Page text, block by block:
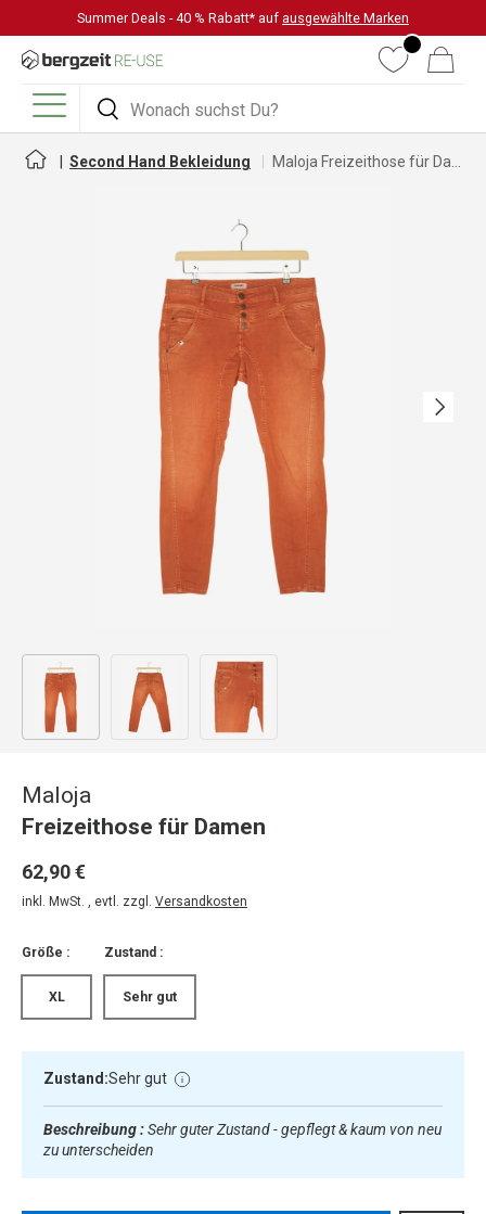
DIREKT ZUM INHALT
Summer Deals - 40 % Rabatt* auf ausgewählte Marken
Suchen
Suchen
WunschlisteWarenkorb
Menü
Second Hand Bekleidung
Nächste
Bild 1 in Galerieansicht laden
Maloja
Freizeithose für Damen
62,90 €
inkl. MwSt. , evtl. zzgl. Versandkosten
Größe :
XL
Zustand :
Sehr gut
Zustand:Sehr gut
Beschreibung :Sehr guter Zustand - gepflegt & kaum von neu
zu unterscheiden